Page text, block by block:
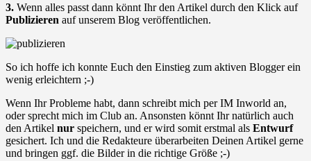
3. Wenn alles passt dann könnt Ihr den Artikel durch den Klick auf
Publizieren auf unserem Blog veröffentlichen.
So ich hoffe ich konnte Euch den Einstieg zum aktiven Blogger ein
wenig erleichtern ;-)
Wenn Ihr Probleme habt, dann schreibt mich per IM Inworld an,
oder sprecht mich im Club an. Ansonsten könnt Ihr natürlich auch
den Artikel nur speichern, und er wird somit erstmal als Entwurf
gesichert. Ich und die Redakteure überarbeiten Deinen Artikel gerne
und bringen ggf. die Bilder in die richtige Größe ;-)